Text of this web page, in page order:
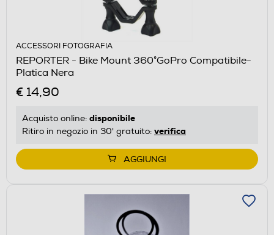
ACCESSORI FOTOGRAFIA
REPORTER - Bike Mount 360°GoPro Compatibile-
Platica Nera
€ 14,90
Acquisto online: disponibile
Ritiro in negozio in 30' gratuito: verifica
AGGIUNGI